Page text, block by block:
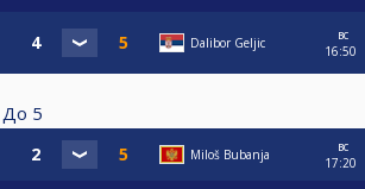
Dalibor Geljic
вс
16:50
До 5
Miloš Bubanja
вс
17:20